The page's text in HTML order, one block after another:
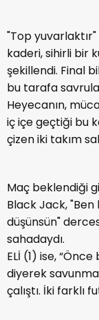
"Top
kaderi, sihirli bir
şekillendi. Final
bu tarafa
Heyecanın,
iç içe geçtiği bu
çizen iki takım
Maç beklendiği
Black Jack,
düşünsün"
sahadaydı.
ELİ (1) ise,
diyerek
çalıştı. İki farklı